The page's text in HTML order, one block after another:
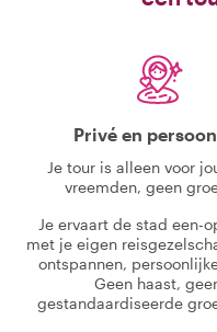
Privé en
Je tour is alleen voor
vreemden, geen
Je ervaart de stad een-
met je eigen
ontspannen,
Geen haast,
gestandaardiseerde